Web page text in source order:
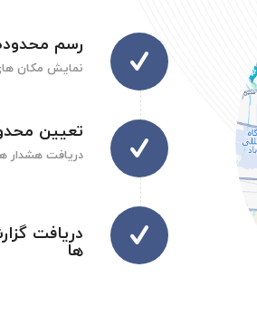
رسم
نمایش مکان
تعیین
دریافت هشدار
دریافت
ها